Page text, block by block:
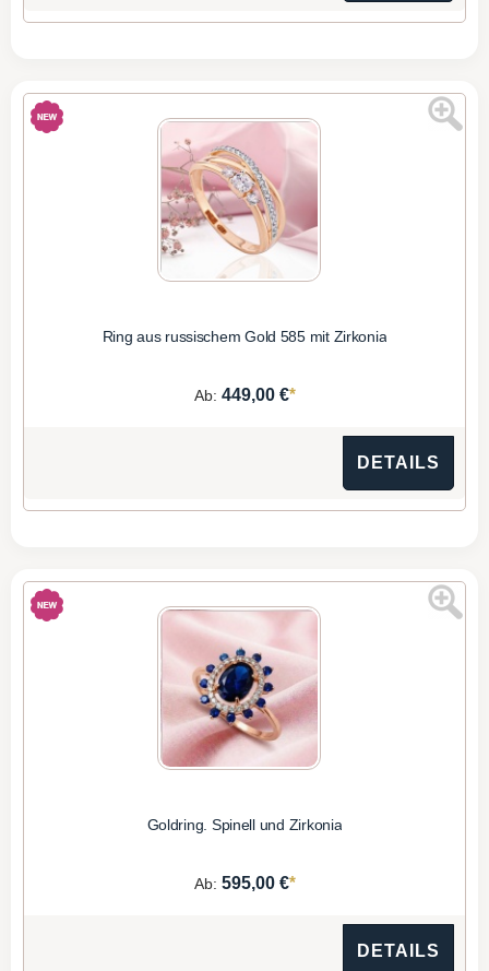
Ring aus russischem Gold 585 mit Zirkonia
Ab: 449,00 €*
DETAILS
Goldring. Spinell und Zirkonia
Ab: 595,00 €*
DETAILS